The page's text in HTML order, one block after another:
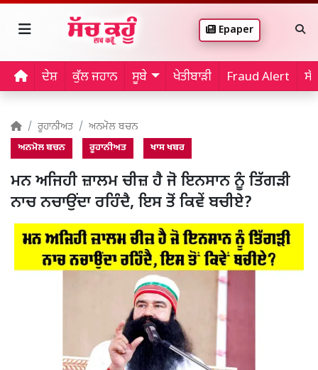
Epaper
ਦੇਸ਼ ਕੁੱਲ ਜਹਾਨ ਸੂਬੇ ਖੇਤੀਬਾੜੀ Fraud Alert
ਰੂਹਾਨੀਅਤ ਅਨਮੋਲ ਬਚਨ
ਅਨਮੋਲ ਬਚਨ ਰੂਹਾਨੀਅਤ ਖਾਸ ਖਬਰ
ਮਨ ਅਜਿਹੀ ਜ਼ਾਲਮ ਚੀਜ਼ ਹੈ ਜੋ ਇਨਸਾਨ ਨੂੰ ਤਿੱਗੜੀ
ਨਾਚ ਨਚਾਉਂਦਾ ਰਹਿੰਦੈ, ਇਸ ਤੋਂ ਕਿਵੇਂ ਬਚੀਏ?